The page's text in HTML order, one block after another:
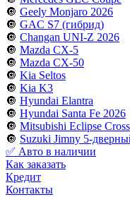
🔘 Geely Monjaro 2026
🔘 GAC S7 (гибрид)
🔘 Changan UNI-Z 2026
🔘 Mazda CX-5
🔘 Mazda CX-50
🔘 Kia Seltos
🔘 Kia K3
🔘 Hyundai Elantra
🔘 Hyundai Santa Fe 2026
🔘 Mitsubishi Eclipse Cross
🔘 Suzuki Jimny 5-
✅ Авто в наличии
Как заказать
Кредит
Контакты